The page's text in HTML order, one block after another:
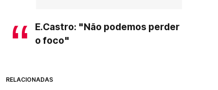
E.Castro: "Não podemos perder
o foco"
RELACIONADAS